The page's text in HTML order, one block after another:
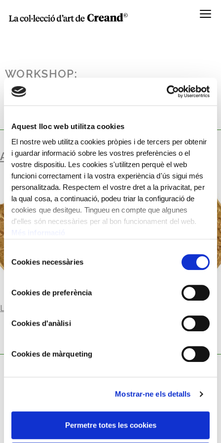
Aquest lloc web utilitza cookies
El nostre web utilitza cookies pròpies i de tercers per obtenir
i guardar informació sobre les vostres preferències o el
vostre dispositiu. Les cookies s'utilitzen perquè el web
funcioni correctament i la vostra experiència d'ús sigui més
personalitzada. Respectem el vostre dret a la privacitat, per
la qual cosa, a continuació, podeu triar la configuració de
cookies que desitgeu. Tingueu en compte que algunes
d'elles són necessàries per al bon funcionament del web.
Selecció
deCookies necessàries
Cookies de preferència
Cookies d'anàlisi
Cookies de màrqueting
Mostrar-ne els detalls
Permetre totes les cookies
Menú
WORKSHOP:
ENCUNYAT PER TRAJÀ, EMPERADOR
ROMÀ, DINS DE LA SÈRIE DE
MONEDES RESTAURADES QUE
AURI
Llegir-ne més